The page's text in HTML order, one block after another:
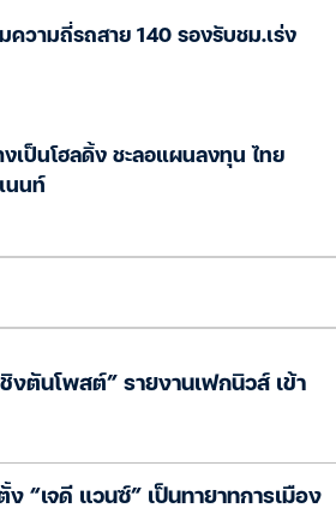
ความถี่รถสาย 140 รองรับชม.เร่ง
งเป็นโฮลดิ้ง ชะลอแผนลงทุน ไทย
นนท์
งตันโพสต์” รายงานเฟกนิวส์ เข้า
“เจดี แวนซ์” เป็นทายาทการเมือง